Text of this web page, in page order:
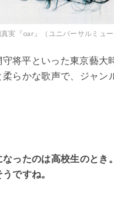
実『oar』（ユニバーサルミュー
将平といった東京藝大
らかな歌声で、ジャ
たのは高校生のとき
ですね。